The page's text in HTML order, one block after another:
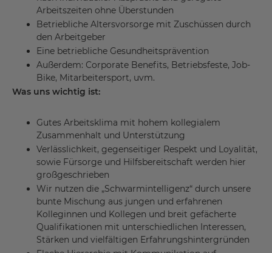
Arbeitszeiten ohne Überstunden
Betriebliche Altersvorsorge mit Zuschüssen durch
den Arbeitgeber
Eine betriebliche Gesundheitsprävention
Außerdem: Corporate Benefits, Betriebsfeste, Job-
Bike, Mitarbeitersport, uvm.
Was uns wichtig ist:
Gutes Arbeitsklima mit hohem kollegialem
Zusammenhalt und Unterstützung
Verlässlichkeit, gegenseitiger Respekt und Loyalität,
sowie Fürsorge und Hilfsbereitschaft werden hier
großgeschrieben
Wir nutzen die „Schwarmintelligenz“ durch unsere
bunte Mischung aus jungen und erfahrenen
Kolleginnen und Kollegen und breit gefächerte
Qualifikationen mit unterschiedlichen Interessen,
Stärken und vielfältigen Erfahrungshintergründen